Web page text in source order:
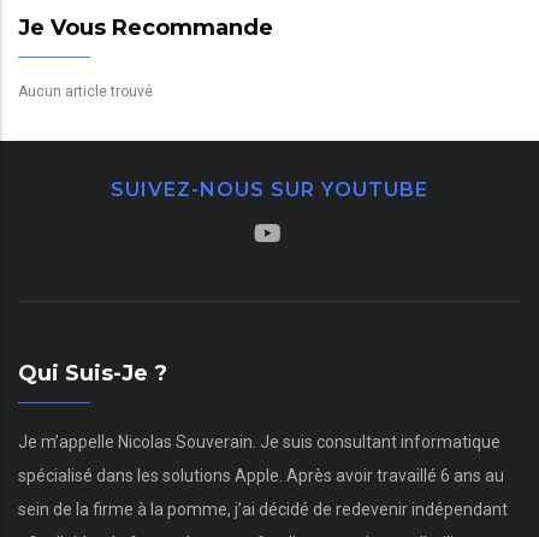
Je Vous Recommande
Aucun article trouvé
SUIVEZ-NOUS SUR YOUTUBE
Qui Suis-Je ?
Je m’appelle Nicolas Souverain. Je suis consultant informatique
spécialisé dans les solutions Apple. Après avoir travaillé 6 ans au
sein de la firme à la pomme, j’ai décidé de redevenir indépendant